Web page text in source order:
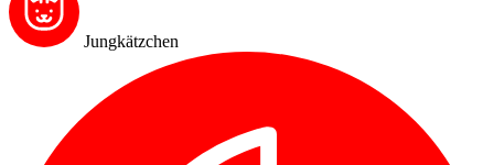
Jungkätzchen